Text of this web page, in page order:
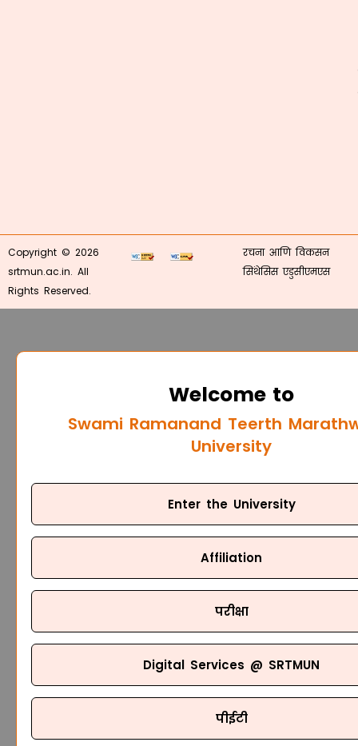
Copyright © 2026
srtmun.ac.in. All
Rights Reserved.
रचना आणि विकसन
सिंथेसिस एडुसीएमएस
Welcome to
Swami Ramanand Teerth
University
Enter the University
Affiliation
परीक्षा
Digital Services @ SRTMUN
पीईटी